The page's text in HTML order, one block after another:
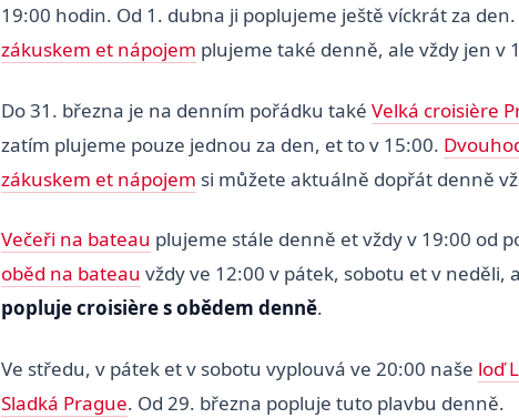
19:00 hodin. Od 1. dubna ji poplujeme ještě víckrát za den.
zákuskem et nápojem plujeme také denně, ale vždy jen v
Do 31. března je na denním pořádku také Velká croisière
zatím plujeme pouze jednou za den, et to v 15:00.
zákuskem et nápojem si můžete aktuálně dopřát denně
Večeři na bateau plujeme stále denně et vždy v 19:00 od
oběd na bateau vždy ve 12:00 v pátek, sobotu et v neděli,
popluje croisière s obědem denně.
Ve středu, v pátek et v sobotu vyplouvá ve 20:00 naše loď
Sladká Prague. Od 29. března popluje tuto plavbu denně.